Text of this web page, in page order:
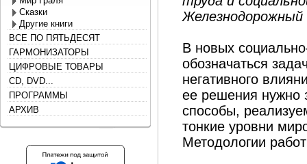
Сказки
Другие книги
ВСЕ ПО ПЯТЬДЕСЯТ
ГАРМОНИЗАТОРЫ
ЦИФРОВЫЕ ТОВАРЫ
CD, DVD...
ПРОГРАММЫ
АРХИВ
Железнодорожный
В новых
обозначаться
негативного
ее решения нужно
способы,
тонкие уровни
Методологии